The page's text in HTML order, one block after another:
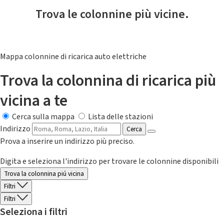
Trova le colonnine più vicine.
Mappa colonnine di ricarica auto elettriche
Trova la colonnina di ricarica più
vicina a te
Cerca sulla mappa
Lista delle stazioni
Indirizzo
Cerca
Prova a inserire un indirizzo più preciso.
Digita e seleziona l'indirizzo per trovare le colonnine disponibili
Trova la colonnina piú vicina
Filtri
Filtri
Seleziona i filtri